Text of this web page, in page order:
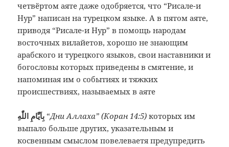
четвёртом аяте даже одобряется, что “Рисале-и
Нур” написан на турецком языке. А в пятом аяте,
приводя “Рисале-и Нур” в помощь народам
восточных вилайетов, хорошо не знающим
арабского и турецкого языков, свои наставники и
богословы которых приведены в смятение, и
напоминая им о событиях и тяжких
происшествиях, называемых в аяте
“Дни Аллаха” (Коран 14:5)которых им
выпало больше других, указательным и
косвенным смыслом повелеваетя предупредить